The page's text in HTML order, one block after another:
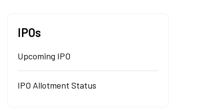
IPOs
Upcoming IPO
IPO Allotment Status